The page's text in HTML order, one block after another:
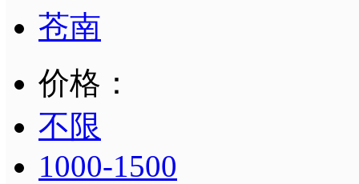
苍南
价格：
不限
1000-1500